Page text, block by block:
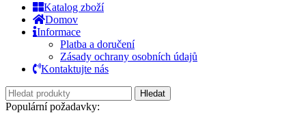
Katalog zboží
Domov
Informace
Platba a doručení
Zásady ochrany osobních údajů
Kontaktujte nás
Hledat
Populární požadavky: